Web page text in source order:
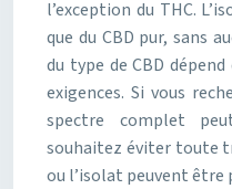
l’exception du THC.
que du CBD pur, sans
du type de CBD
exigences. Si vous
spectre complet
souhaitez éviter toute
ou l’isolat peuvent être